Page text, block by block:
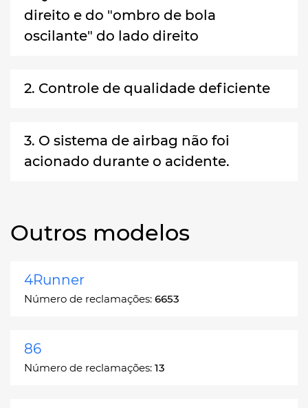
direito e do "ombro de bola
oscilante" do lado direito
2. Controle de qualidade deficiente
3. O sistema de airbag não foi
acionado durante o acidente.
Outros modelos
4Runner
Número de reclamações: 6653
86
Número de reclamações: 13